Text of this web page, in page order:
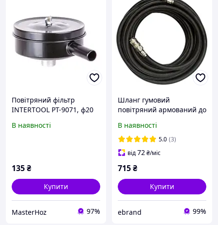
Повітряний фільтр
INTERTOOL PT-9071, ф20
металевий корпус
В наявності
135₴
Купити
MasterHoz 97%
Шланг гумовий
повітряний армований до
INTERTOOL PT-1731
192836
В наявності
5.0 (3)
від72₴/міс
715₴
Купити
ebrand 99%